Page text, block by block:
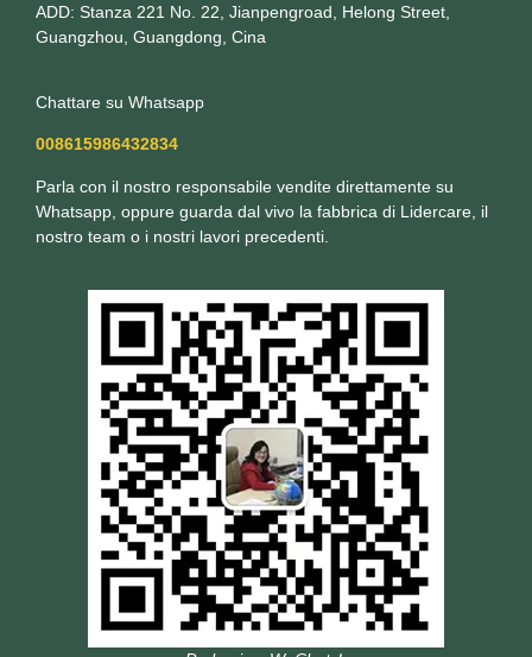
ADD: Stanza 221 No. 22, Jianpengroad, Helong Street,
Guangzhou, Guangdong, Cina
Chattare su Whatsapp
008615986432834
Parla con il nostro responsabile vendite direttamente su
Whatsapp, oppure guarda dal vivo la fabbrica di Lidercare, il
nostro team o i nostri lavori precedenti.